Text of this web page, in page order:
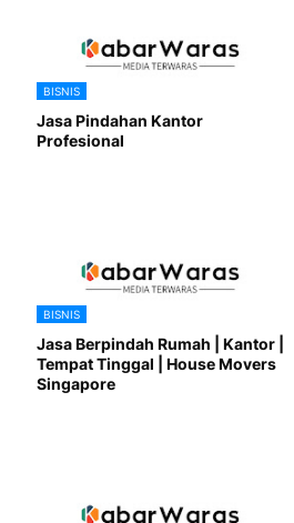
BISNIS
Jasa Pindahan Kantor
Profesional
BISNIS
Jasa Berpindah Rumah | Kantor |
Tempat Tinggal | House Movers
Singapore